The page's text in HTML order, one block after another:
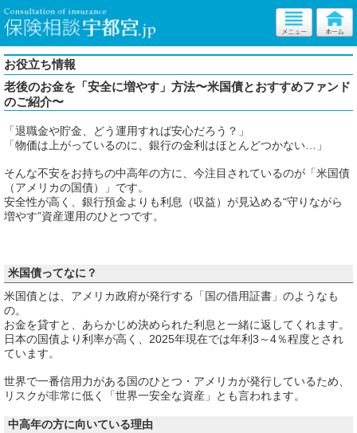
お役立ち情報
老後のお金を「安全に増やす」方法〜米国債とおすすめファンド
のご紹介〜
「退職金や貯金、どう運用すれば安心だろう？」
「物価は上がっているのに、銀行の金利はほとんどつかない…」
そんな不安をお持ちの中高年の方に、今注目されているのが「米国債
（アメリカの国債）」です。
安全性が高く、銀行預金よりも利息（収益）が見込める“守りながら
増やす”資産運用のひとつです。
米国債ってなに？
米国債とは、アメリカ政府が発行する「国の借用証書」のようなも
の。
お金を貸すと、あらかじめ決められた利息と一緒に返してくれます。
日本の国債より利率が高く、2025年現在では年利3～4％程度とされ
ています。
世界で一番信用力がある国のひとつ・アメリカが発行しているため、
リスクが非常に低く「世界一安全な資産」とも言われます。
中高年の方に向いている理由